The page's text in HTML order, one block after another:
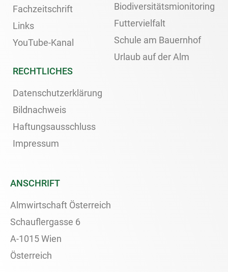
Fachzeitschrift
Links
YouTube-Kanal
Biodiversitätsmionitoring
Futtervielfalt
Schule am Bauernhof
Urlaub auf der Alm
RECHTLICHES
Datenschutzerklärung
Bildnachweis
Haftungsausschluss
Impressum
ANSCHRIFT
Almwirtschaft Österreich
Schauflergasse 6
A-1015 Wien
Österreich